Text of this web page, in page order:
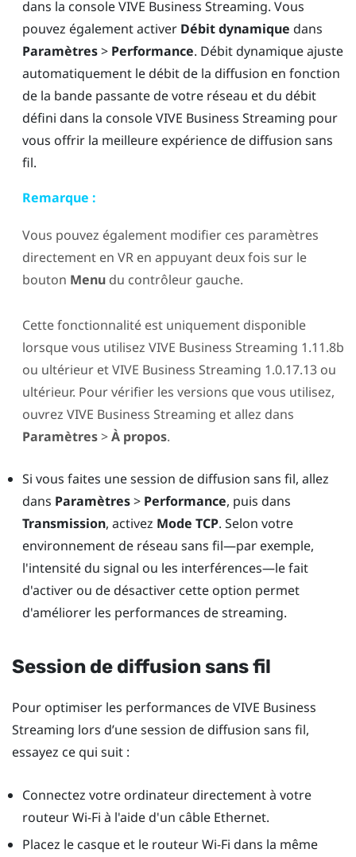
dans la consoleVIVE Business Streaming. Vous
pouvez également activer Débit dynamique dans
Paramètres> Performance. Débit dynamique ajuste
automatiquement le débit de la diffusion en fonction
de la bande passante de votre réseau et du débit
défini dans la consoleVIVE Business Streaming pour
vous offrir la meilleure expérience de diffusion sans
fil.
Remarque :
Vous pouvez également modifier ces paramètres
directement en VR en appuyant deux fois sur le
bouton Menudu contrôleur gauche.
Cette fonctionnalité est uniquement disponible
lorsque vous utilisez VIVE Business Streaming 1.11.8b
ou ultérieur etVIVE Business Streaming 1.0.17.13 ou
ultérieur. Pour vérifier les versions que vous utilisez,
ouvrez VIVE Business Streaming et allez dans
Paramètres>À propos.
Si vous faites une session de diffusion sans fil, allez
dans Paramètres> Performance, puis dans
Transmission, activez Mode TCP. Selon votre
environnement de réseau sans fil—par exemple,
l'intensité du signal ou les interférences—le fait
d'activer ou de désactiver cette option permet
d'améliorer les performances de streaming.
Session de diffusion sans fil
Pour optimiser les performances deVIVE Business
Streaming lors d’une session de diffusion sans fil,
essayez ce qui suit :
Connectez votre ordinateur directement à votre
routeur Wi-Fi à l'aide d'un câble Ethernet.
Placez le casque et le routeur Wi-Fi dans la même